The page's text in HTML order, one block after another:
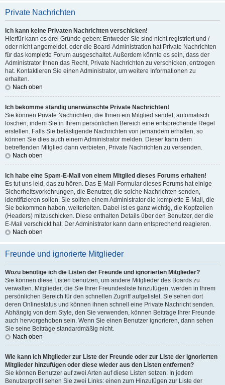
Private Nachrichten
Ich kann keine Privaten Nachrichten verschicken!
Hierfür kann es drei Gründe geben: Entweder Sie sind nicht registriert und /
oder nicht angemeldet, oder die Board-Administration hat Private Nachrichten
für das komplette Forum ausgeschaltet. Außerdem könnte es sein, dass der
Administrator Ihnen das Recht, Private Nachrichten zu verschicken, entzogen
hat. Kontaktieren Sie einen Administrator, um weitere Informationen zu
erhalten.
Nach oben
Ich bekomme ständig unerwünschte Private Nachrichten!
Sie können Private Nachrichten, die Ihnen ein Mitglied sendet, automatisch
löschen, indem Sie in Ihrem persönlichen Bereich eine entsprechende Regel
erstellen. Falls Sie belästigende Nachrichten von jemandem erhalten, so
können Sie dies auch einem Administrator melden. Dieser kann dem
betreffenden Mitglied dann verbieten, Private Nachrichten zu versenden.
Nach oben
Ich habe eine Spam-E-Mail von einem Mitglied dieses Forums erhalten!
Es tut uns leid, das zu hören. Das E-Mail-Formular dieses Forums hat einige
Sicherheitsvorkehrungen, die Benutzer, die solche Nachrichten senden,
identifizieren sollen. Sie sollten einem Administrator die komplette E-Mail, die
Sie bekommen haben, weiterleiten. Dabei ist es ganz wichtig, die Kopfzeilen
(Headers) mitzuschicken. Diese enthalten Details über den Benutzer, der die
E-Mail verschickt hat. Der Administrator kann dann entsprechend reagieren.
Nach oben
Freunde und ignorierte Mitglieder
Wozu benötige ich die Listen der Freunde und ignorierten Mitglieder?
Sie können diese Listen benutzen, um andere Mitglieder des Boards zu
verwalten. Mitglieder, die Sie Ihrer Freundesliste hinzufügen, werden in Ihrem
persönlichen Bereich für den schnellen Zugriff aufgelistet. Sie sehen dort
deren Onlinestatus und können ihnen schnell eine Private Nachricht senden.
Abhängig von dem Style, den Sie verwenden, können Beiträge Ihrer Freunde
auch hervorgehoben sein. Wenn Sie einen Benutzer ignorieren, dann sehen
Sie seine Beiträge standardmäßig nicht.
Nach oben
Wie kann ich Mitglieder zur Liste der Freunde oder zur Liste der ignorierten
Mitglieder hinzufügen oder diese wieder aus den Listen entfernen?
Sie können Benutzer auf zwei Arten auf diese Listen setzen: In jedem
Benutzerprofil sehen Sie zwei Links: einen zum Hinzufügen zur Liste der